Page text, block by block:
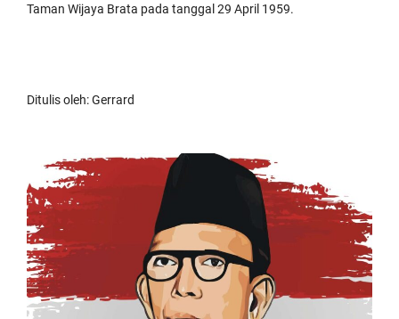
Taman Wijaya Brata pada tanggal 29 April 1959.
Ditulis oleh: Gerrard